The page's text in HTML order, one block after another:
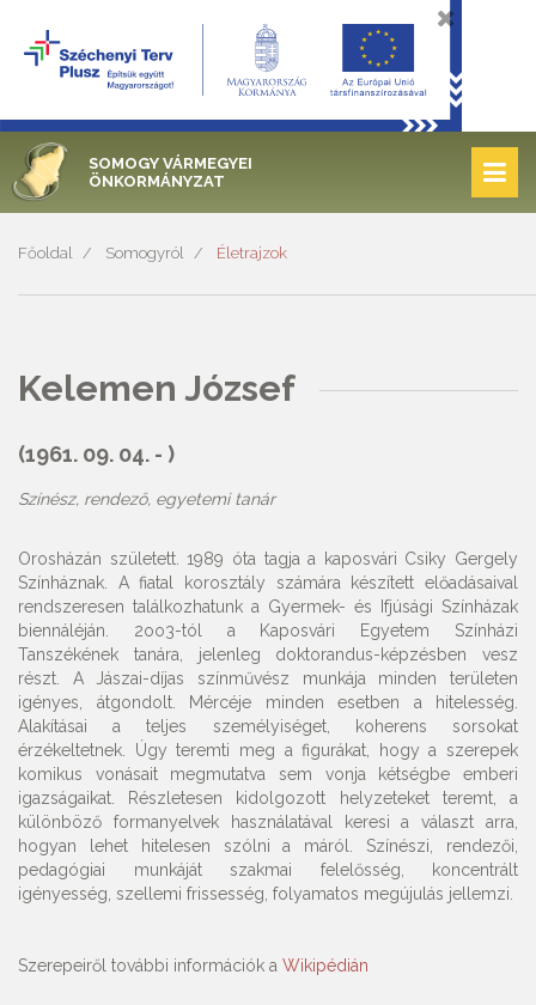
SOMOGY VÁRMEGYEI
ÖNKORMÁNYZAT
Főoldal Somogyról Életrajzok
Kelemen József
(1961. 09. 04. - )
Színész, rendező, egyetemi tanár
Orosházán született. 1989 óta tagja a kaposvári Csiky Gergely
Színháznak. A fiatal korosztály számára készített előadásaival
rendszeresen találkozhatunk a Gyermek- és Ifjúsági Színházak
biennáléján. 2oo3-tól a Kaposvári Egyetem Színházi
Tanszékének tanára, jelenleg doktorandus-képzésben vesz
részt. A Jászai-díjas színművész munkája minden területen
igényes, átgondolt. Mércéje minden esetben a hitelesség.
Alakításai a teljes személyiséget, koherens sorsokat
érzékeltetnek. Úgy teremti meg a figurákat, hogy a szerepek
komikus vonásait megmutatva sem vonja kétségbe emberi
igazságaikat. Részletesen kidolgozott helyzeteket teremt, a
különböző formanyelvek használatával keresi a választ arra,
hogyan lehet hitelesen szólni a máról. Színészi, rendezői,
pedagógiai munkáját szakmai felelősség, koncentrált
igényesség, szellemi frissesség, folyamatos megújulás jellemzi.
Szerepeiről további információk a Wikipédián